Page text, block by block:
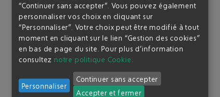
accompagnés de moins de 3 ans ; prendre l'enfant dans
les bras au passage du coupe-file.
“Continuer sans accepter”. Vous pouvez également
personnaliser vos choix en cliquant sur
“Personnaliser”. Votre choix peut être modifié à tout
moment en cliquant sur le lien “Gestion des cookies”
en bas de page du site.Pour plus d’information
consultez notre politique Cookie
Personnaliser
Continuer sans accepter
Accepter et fermer